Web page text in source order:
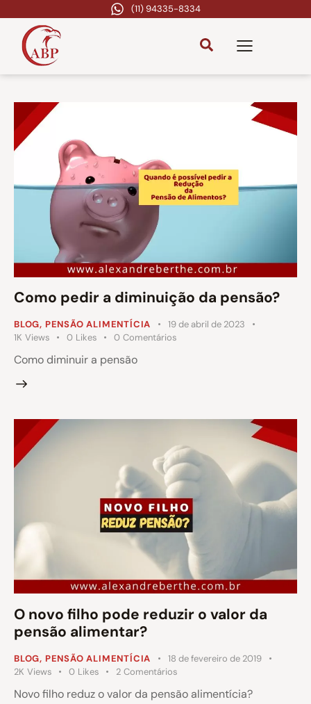
(11) 94335-8334
Como pedir a diminuição da pensão?
BLOG, PENSÃO ALIMENTÍCIA
19 de abril de 2023
1K Views 0 Likes 0 Comentários
Como diminuir a pensão
O novo filho pode reduzir o valor da
pensão alimentar?
BLOG, PENSÃO ALIMENTÍCIA
18 de fevereiro de 2019
2K Views 0 Likes 2 Comentários
Novo filho reduz o valor da pensão alimentícia?